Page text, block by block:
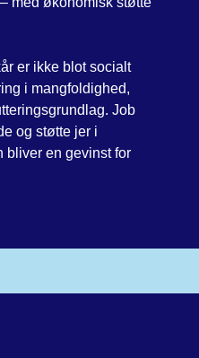
er ikke blot socialt
i mangfoldighed,
Job
og støtte jer i
bliver en gevinst for